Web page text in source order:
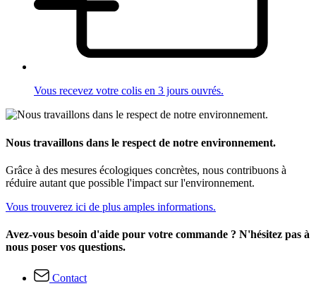
Vous recevez votre colis en 3 jours ouvrés.
Nous travaillons dans le respect de notre environnement.
Grâce à des mesures écologiques concrètes, nous contribuons à
réduire autant que possible l'impact sur l'environnement.
Vous trouverez ici de plus amples informations.
Avez-vous besoin d'aide pour votre commande ? N'hésitez pas à
nous poser vos questions.
Contact